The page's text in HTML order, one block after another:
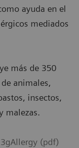
ayuda en el
mediados
más de 350
animales,
insectos,
malezas.
(pdf)